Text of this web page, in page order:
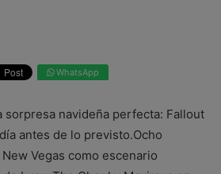
WhatsApp
sorpresa navideña perfecta: Fallout
antes de lo previsto.Ocho
Vegas como escenario